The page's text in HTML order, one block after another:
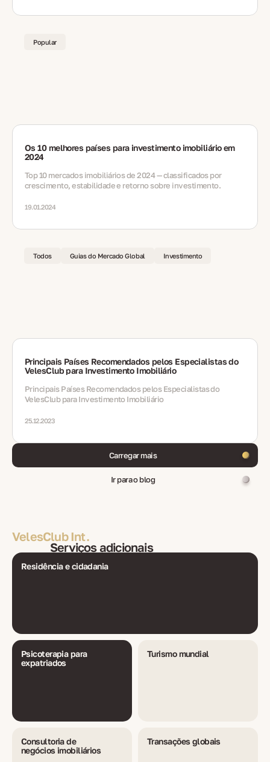
Popular
Os 10 melhores países para investimento imobiliário em
2024
Top 10 mercados imobiliários de 2024 — classificados por
crescimento, estabilidade e retorno sobre investimento.
19.01.2024
Todos Guias do Mercado Global Investimento
Principais Países Recomendados pelos Especialistas do
VelesClub para Investimento Imobiliário
Principais Países Recomendados pelos Especialistas do
VelesClub para Investimento Imobiliário
25.12.2023
Carregar mais
Ir para o blog
VelesClub Int.
Serviços adicionais
Residência e cidadania
Psicoterapia para
expatriados
Turismo mundial
Consultoria de
negócios imobiliários
Transações globais